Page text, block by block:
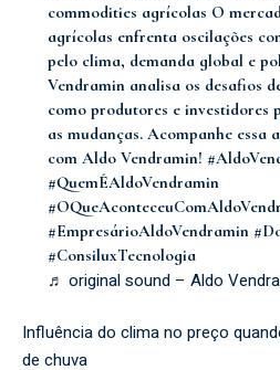
commodities agrícolas O
agrícolas enfrenta oscilações
pelo clima, demanda global e
Vendramin analisa os desafios
como produtores e investidores
as mudanças. Acompanhe essa
com Aldo Vendramin!
#QuemÉAldoVendramin
#EmpresárioAldoVendramin
#ConsiluxTecnologia
♬ original sound – Aldo
Influência do clima no preço
de chuva